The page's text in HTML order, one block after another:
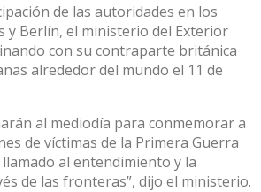
de las autoridades en los
y Berlín, el ministerio del Exterior
con su contraparte británica
alrededor del mundo el 11 de
al mediodía para conmemorar a
de víctimas de la Primera Guerra
al entendimiento y la
de las fronteras”, dijo el ministerio.